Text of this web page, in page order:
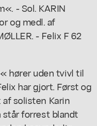
- Sol. KARIN
og medl. af
- Felix F 62
hører uden tvivl til
har gjort. Først og
solisten Karin
står forrest blandt